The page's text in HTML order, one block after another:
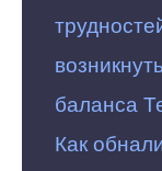
баланса
Как